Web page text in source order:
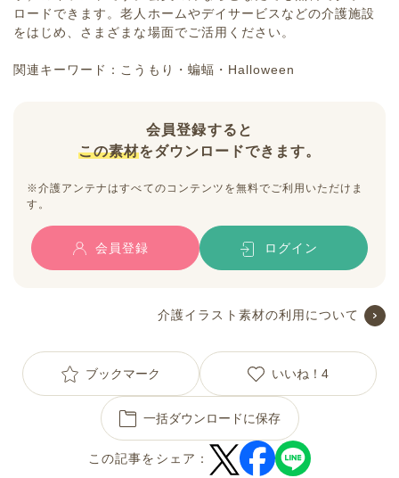
ロードできます。老人ホームやデイサービスなどの介護施設
をはじめ、さまざまな場面でご活用ください。
関連キーワード：こうもり・蝙蝠・Halloween
会員登録すると
この素材をダウンロードできます。
※介護アンテナはすべてのコンテンツを無料でご利用いただけま
す。
会員登録 ログイン
介護イラスト素材の利用について
ブックマーク いいね！ 4
一括ダウンロードに保存
この記事をシェア：